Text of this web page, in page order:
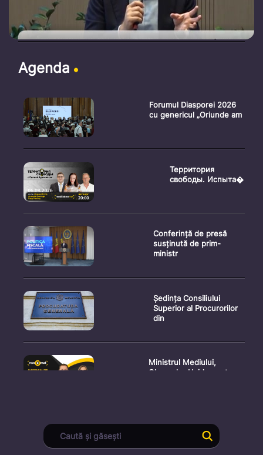
Agenda
Forumul Diasporei 2026
cu genericul „Oriunde am
Территория
свободы. Испыта�
Conferință de presă
susținută de prim-
ministr
Ședința Consiliului
Superior al Procurorilor
din
Ministrul Mediului,
Gheorghe Hajder, este
Consultări publice privind
proiectul de lege pent